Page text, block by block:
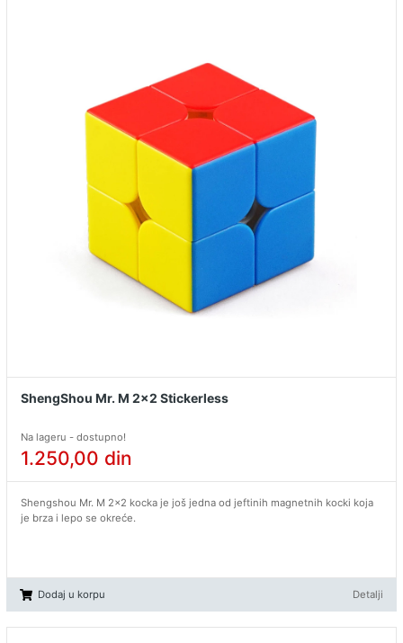
ShengShou Mr. M 2x2 Stickerless
Na lageru - dostupno!
1.250,00 din
Shengshou Mr. M 2x2 kocka je još jedna od jeftinih magnetnih kocki koja
je brza i lepo se okreće.
Dodaj u korpu Detalji